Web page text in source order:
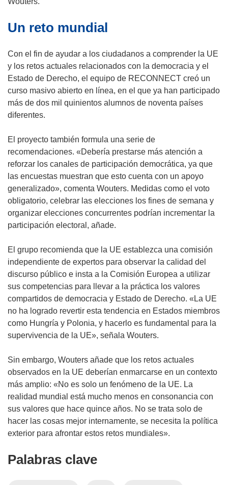
Un reto mundial
Con el fin de ayudar a los ciudadanos a comprender la UE
y los retos actuales relacionados con la democracia y el
Estado de Derecho, el equipo de RECONNECT creó un
curso masivo abierto en línea, en el que ya han participado
más de dos mil quinientos alumnos de noventa países
diferentes.
El proyecto también formula una serie de
recomendaciones. «Debería prestarse más atención a
reforzar los canales de participación democrática, ya que
las encuestas muestran que esto cuenta con un apoyo
generalizado», comenta Wouters. Medidas como el voto
obligatorio, celebrar las elecciones los fines de semana y
organizar elecciones concurrentes podrían incrementar la
participación electoral, añade.
El grupo recomienda que la UE establezca una comisión
independiente de expertos para observar la calidad del
discurso público e insta a la Comisión Europea a utilizar
sus competencias para llevar a la práctica los valores
compartidos de democracia y Estado de Derecho. «La UE
no ha logrado revertir esta tendencia en Estados miembros
como Hungría y Polonia, y hacerlo es fundamental para la
supervivencia de la UE», señala Wouters.
Sin embargo, Wouters añade que los retos actuales
observados en la UE deberían enmarcarse en un contexto
más amplio: «No es solo un fenómeno de la UE. La
realidad mundial está mucho menos en consonancia con
sus valores que hace quince años. No se trata solo de
hacer las cosas mejor internamente, se necesita la política
exterior para afrontar estos retos mundiales».
Palabras clave